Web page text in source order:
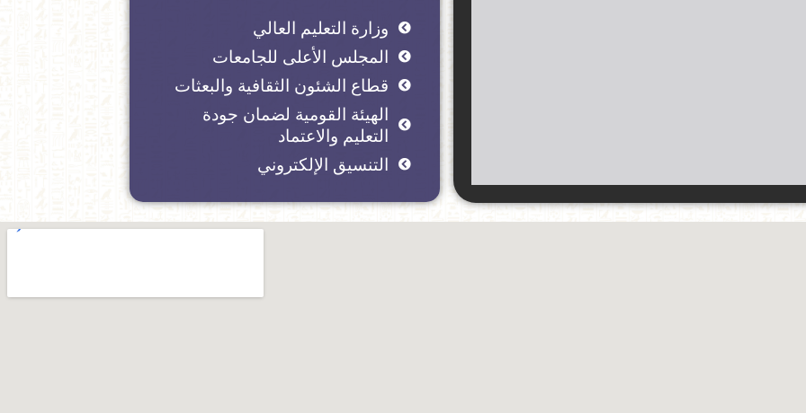
وزارة التعليم العالي
المجلس الأعلى للجامعات
قطاع الشئون الثقافية والبعثات
الهيئة القومية لضمان جودة
التعليم والاعتماد
التنسيق الإلكتروني